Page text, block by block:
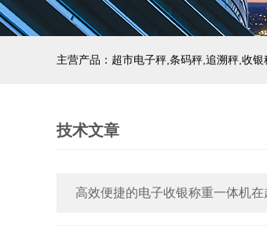
主营产品：超市电子秤,条码秤,追溯秤,收
技术文章
高效便捷的电子收银称重一体机在